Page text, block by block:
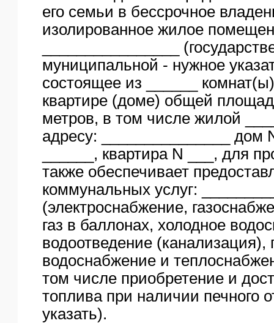
его семьи в бессрочное
изолированное жилое
________________
муниципальной - нужное
состоящее из ______
квартире (доме) общей
метров, в том числе жилой
адресу: _______________ дом
______, квартира N ___, для
также обеспечивает
коммунальных услуг:
(электроснабжение,
газ в баллонах, холодное
водоотведение (канализация),
водоснабжение и
том числе приобретение и
топлива при наличии печного
указать).